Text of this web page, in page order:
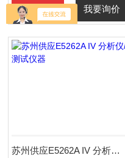
了解详情 我要询价
苏州供应E5262A IV 分析仪/测试仪器